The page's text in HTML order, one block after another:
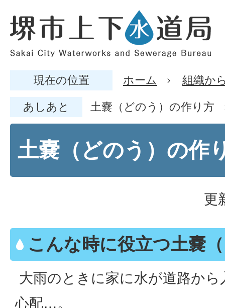
現在の位置 ホーム 組織か
あしあと 土嚢（どのう）の作り方
土嚢（どのう）の作
更
こんな時に役立つ土嚢
大雨のときに家に水が道路か
心配…。